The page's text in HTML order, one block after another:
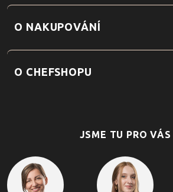
O NAKUPOVÁNÍ
O CHEFSHOPU
JSME TU PRO VÁS